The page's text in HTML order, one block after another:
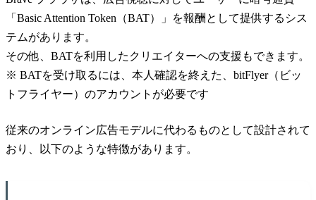
「Basic Attention Token（BAT）」を報酬として提供するシス
テムがあります。
その他、BATを利用したクリエイターへの支援もできます。
※ BATを受け取るには、本人確認を終えた、bitFlyer（ビッ
トフライヤー）のアカウントが必要です
従来のオンライン広告モデルに代わるものとして設計されて
おり、以下のような特徴があります。